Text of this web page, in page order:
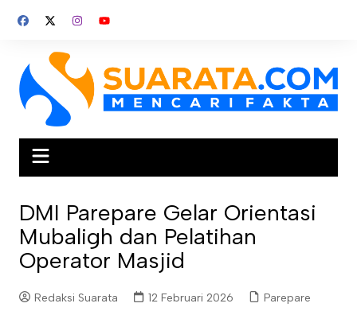
DMI Parepare Gelar Orientasi
Mubaligh dan Pelatihan
Operator Masjid
Redaksi Suarata 12 Februari 2026 Parepare